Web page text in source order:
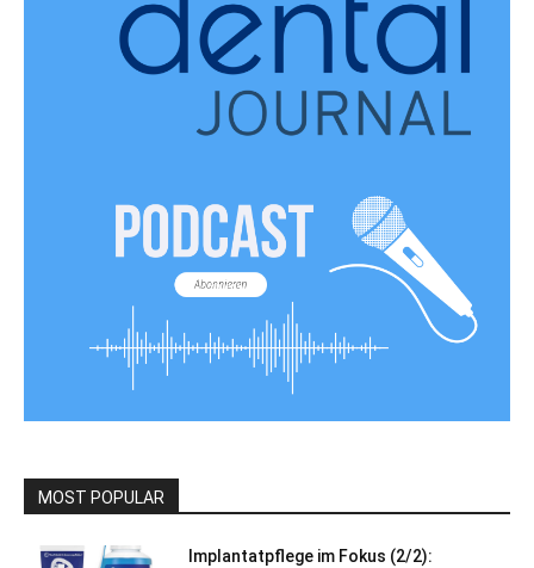
MOST POPULAR
Implantatpflege im Fokus (2/2):